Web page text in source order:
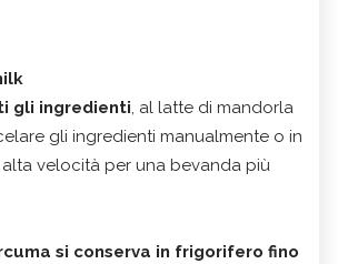
gli ingredienti, al latte di mandorla
gli ingredienti manualmente o in
velocità per una bevanda più
si conserva in frigorifero fino